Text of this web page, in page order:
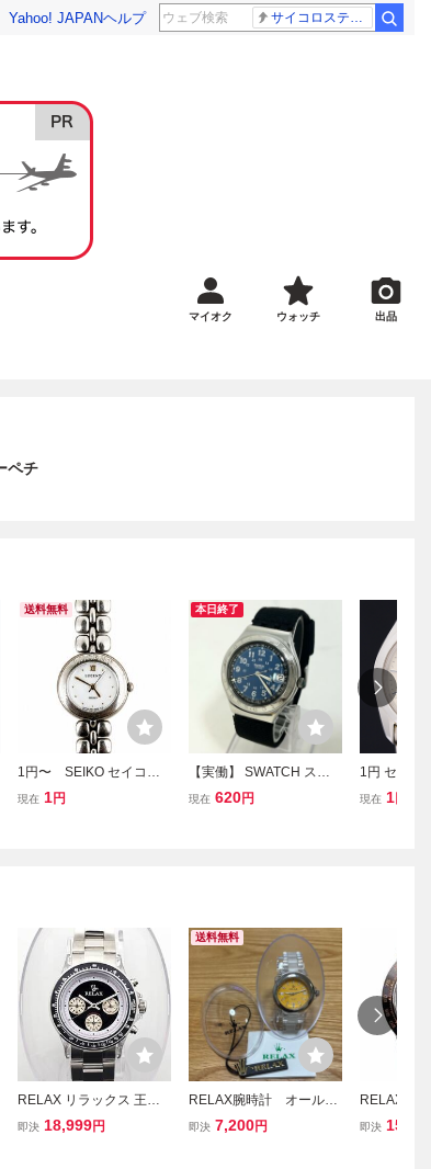
Yahoo! JAPANヘルプ サイコロステーキ先輩
マイオク ウォッチ 出品
ペチ
送料無料
1円〜 SEIKO セイコー L
UCENT ルーセント 1F21-
現在 1円
本日終了
【実働】 SWATCH スウ
ォッチ デイト アナログ
現在 620円
1円 セイコ
アルカレン
現在 1
RELAX リラックス 王冠
ロゴ D5-S ヴィンテージ
即決 18,999円
送料無料
RELAX腕時計 オールス
ターパーペチャル イエ
即決 7,200円
RELAX リ
ロゴ D23-
即決